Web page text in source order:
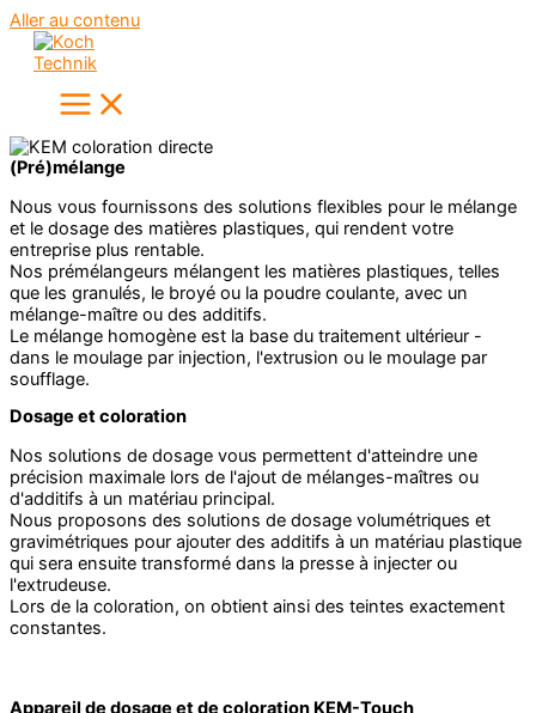
Aller au contenu
(Pré)mélange
Nous vous fournissons des solutions flexibles pour le mélange
et le dosage des matières plastiques, qui rendent votre
entreprise plus rentable.
Nos prémélangeurs mélangent les matières plastiques, telles
que les granulés, le broyé ou la poudre coulante, avec un
mélange-maître ou des additifs.
Le mélange homogène est la base du traitement ultérieur -
dans le moulage par injection, l'extrusion ou le moulage par
soufflage.
Dosage et coloration
Nos solutions de dosage vous permettent d'atteindre une
précision maximale lors de l'ajout de mélanges-maîtres ou
d'additifs à un matériau principal.
Nous proposons des solutions de dosage volumétriques et
gravimétriques pour ajouter des additifs à un matériau plastique
qui sera ensuite transformé dans la presse à injecter ou
l'extrudeuse.
Lors de la coloration, on obtient ainsi des teintes exactement
constantes.
Appareil de dosage et de coloration KEM-Touch